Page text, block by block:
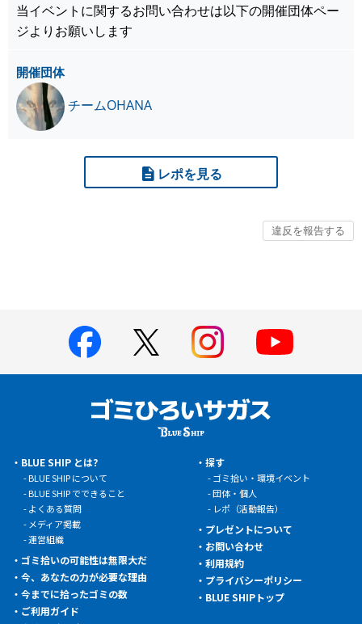
当イベントに関するお問い合わせは以下の開催団体ペー
ジよりお願いします
開催団体
チームOHANA
レポを見る
BLUE SHIP とは?
BLUE SHIP について
BLUE SHIP でできること
よくある質問
メディア掲載
運営組織
ゴミ拾いの可能性は無限大だ
今、あなたの力が必要な理由
今までに拾ったゴミの数
ご利用ガイド
探す
ゴミ拾い・環境イベント
団体・個人
レポ（活動報告）
プレゼントについて
お問い合わせ
利用規約
プライバシーポリシー
BLUE SHIPトップ